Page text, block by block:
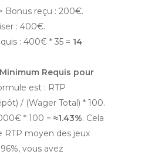
Bonus reçu : 200€.
: 400€.
: 400€ * 35 = 14
Requis pour
est : RTP
/ (Wager Total) * 100.
* 100 = ≈1.43%. Cela
RTP moyen des jeux
vous avez